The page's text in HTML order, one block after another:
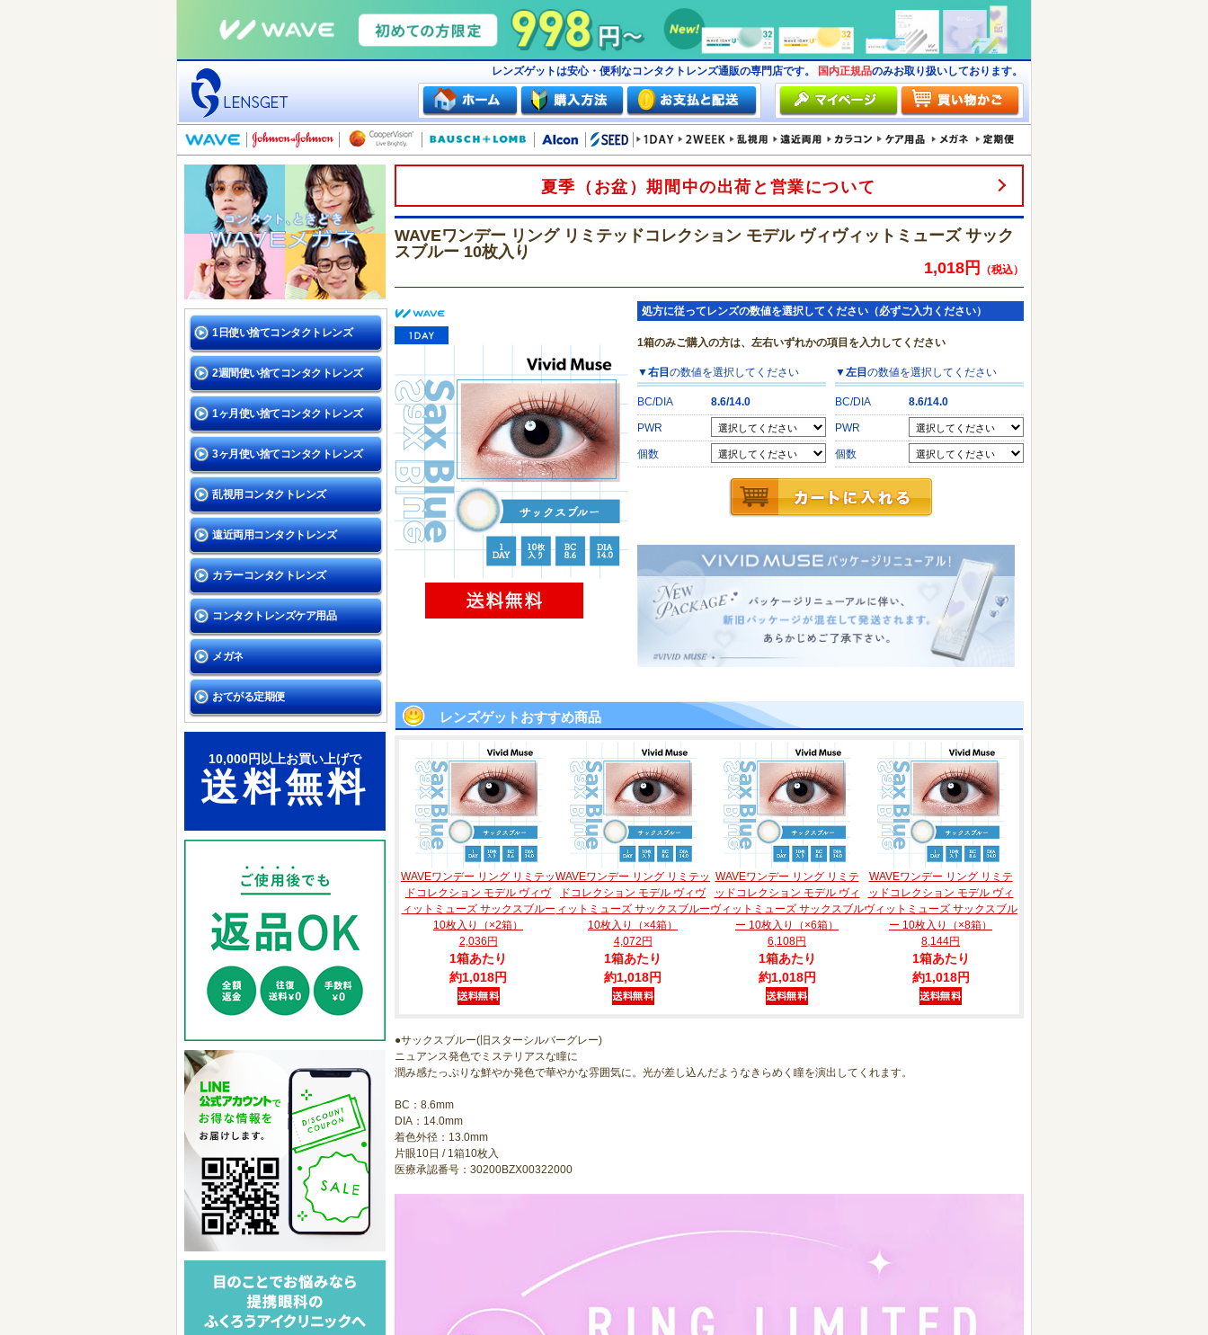
レンズゲットは安心・便利なコンタクトレンズ通販の専門店です。 国内正規品のみお取り扱いしております。
1日使い捨てコンタクトレンズ
2週間使い捨てコンタクトレンズ
1ヶ月使い捨てコンタクトレンズ
3ヶ月使い捨てコンタクトレンズ
乱視用コンタクトレンズ
遠近両用コンタクトレンズ
カラーコンタクトレンズ
コンタクトレンズケア用品
メガネ
おてがる定期便
10,000円以上お買い上げで
送料無料
夏季（お盆）期間中の出荷と営業について
WAVEワンデー リング リミテッドコレクション モデル ヴィヴィットミューズ サック
スブルー 10枚入り
1,018円
（税込）
処方に従ってレンズの数値を選択してください（必ずご入力ください）
1箱のみご購入の方は、左右いずれかの項目を入力してください
▼右目の数値を選択してください
BC/DIA 8.6/14.0
PWR
個数
▼左目の数値を選択してください
BC/DIA 8.6/14.0
PWR
個数
レンズゲットおすすめ商品
WAVEワンデー リング リミテッ
ドコレクション モデル ヴィヴ
ィットミューズ サックスブルー
10枚入り（×2箱）
2,036円
1箱あたり
約1,018円
WAVEワンデー リング リミテッ
ドコレクション モデル ヴィヴ
ィットミューズ サックスブルー
10枚入り（×4箱）
4,072円
1箱あたり
約1,018円
WAVEワンデー リング リミテ
ッドコレクション モデル ヴィ
ヴィットミューズ サックスブル
ー 10枚入り（×6箱）
6,108円
1箱あたり
約1,018円
WAVEワンデー リング リミテ
ッドコレクション モデル ヴィ
ヴィットミューズ サックスブル
ー 10枚入り（×8箱）
8,144円
1箱あたり
約1,018円
●サックスブルー(旧スターシルバーグレー)
ニュアンス発色でミステリアスな瞳に
潤み感たっぷりな鮮やか発色で華やかな雰囲気に。光が差し込んだようなきらめく瞳を演出してくれます。
BC：8.6mm
DIA：14.0mm
着色外径：13.0mm
片眼10日 / 1箱10枚入
医療承認番号：30200BZX00322000